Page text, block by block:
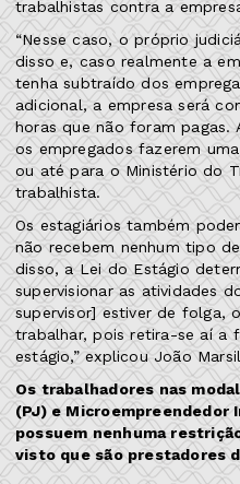
trabalhistas contra a
“Nesse caso, o próprio
disso e, caso realmente a
tenha subtraído dos
adicional, a empresa será
horas que não foram pagas.
os empregados fazerem
ou até para o Ministério do
trabalhista.
Os estagiários também
não recebem nenhum tipo
disso, a Lei do Estágio
supervisionar as atividades
supervisor] estiver de folga,
trabalhar, pois retira-se aí a
estágio,” explicou João
Os trabalhadores nas
(PJ) e Microempreendedor
possuem nenhuma
visto que são prestadores